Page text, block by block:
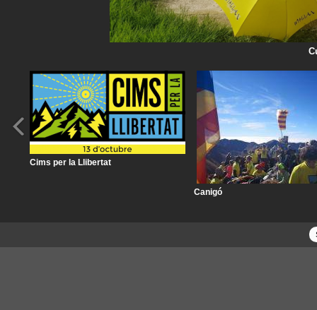
Cims per la Llibertat
Canigó